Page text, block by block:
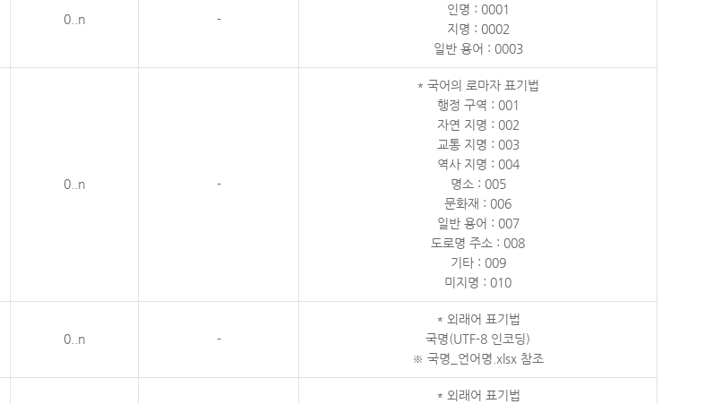
0..n -
인명 : 0001
지명 : 0002
일반 용어 : 0003
0..n -
* 국어의 로마자 표기법
행정 구역 : 001
자연 지명 : 002
교통 지명 : 003
역사 지명 : 004
명소 : 005
문화재 : 006
일반 용어 : 007
도로명 주소 : 008
기타 : 009
미지명 : 010
0..n -
* 외래어 표기법
국명(UTF-8 인코딩)
※ 국명_언어명.xlsx 참조
* 외래어 표기법